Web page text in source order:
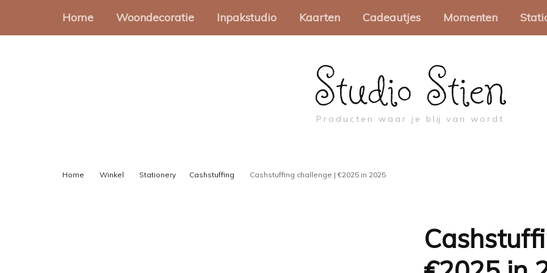
Home Woondecoratie Inpakstudio
Cadeaulabels
Kaarten
Wenskaarten
Minikaartjes
Cadeautjes
Brievenbuscadeautjes
Collega
Juf & Meester
Momenten
Kerst
Pasen
Studio Stien
Producten waar je blij van wordt
Home Winkel Stationery Cashstuffing Cashstuffing challenge | €2025 in 2025